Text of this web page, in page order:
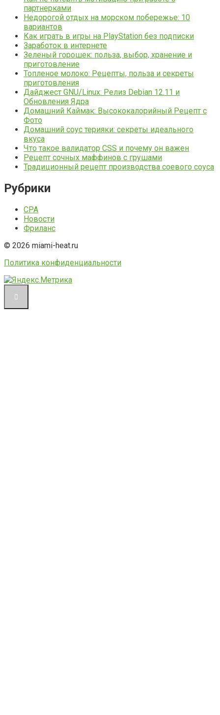
партнерками
Недорогой отдых на морском побережье: 10
вариантов
Как играть в игры на PlayStation без подписки
Заработок в интернете
Зеленый горошек: польза, выбор, хранение и
приготовление
Топленое молоко: Рецепты, польза и секреты
приготовления
Дайджест GNU/Linux: Релиз Debian 12.11 и
Обновления Ядра
Домашний Каймак: Высококалорийный Рецепт с
Фото
Домашний соус терияки: секреты идеального
вкуса
Что такое валидатор CSS и почему он важен
Рецепт сочных маффинов с грушами
Традиционный рецепт производства соевого соуса
Рубрики
CPA
Новости
Фриланс
© 2026 miami-heat.ru
Политика конфиденциальности